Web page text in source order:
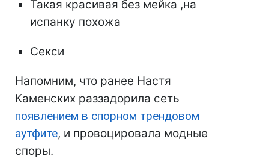
Такая красивая без мейка ,на
испанку похожа
Секси
Напомним, что ранее Настя
Каменских раззадорила сеть
появлением в спорном трендовом
аутфите, и провоцировала модные
споры.